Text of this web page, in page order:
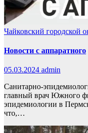
Чайковский городской
Новости с аппаратного
05.03.2024 admin
Санитарно-
главный врач Южного
эпидемиологии в
что,…